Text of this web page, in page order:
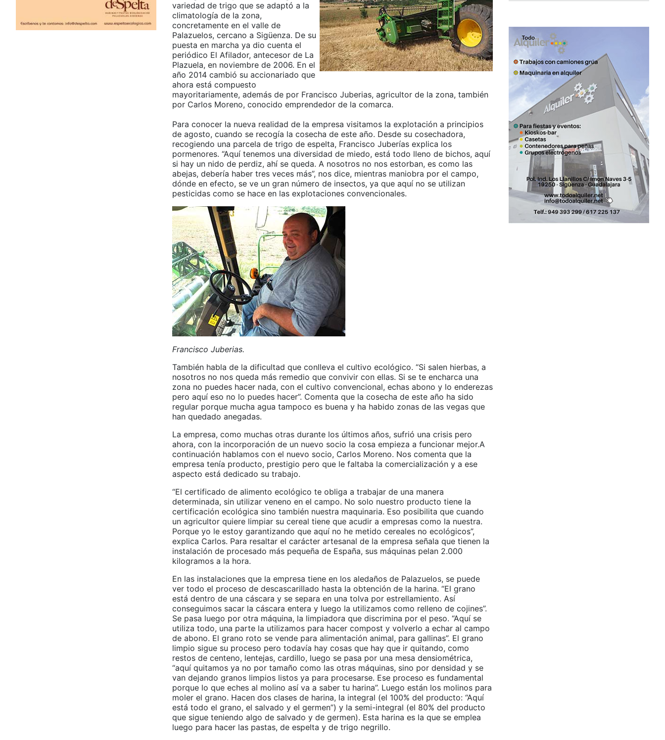
variedad de trigo que se adaptó a la
climatología de la zona,
concretamente en el valle de
Palazuelos, cercano a Sigüenza. De su
puesta en marcha ya dio cuenta el
periódico El Afilador, antecesor de La
Plazuela, en noviembre de 2006. En el
año 2014 cambió su accionariado que
ahora está compuesto
mayoritariamente, además de por Francisco Juberias, agricultor de la zona, también
por Carlos Moreno, conocido emprendedor de la comarca.
Para conocer la nueva realidad de la empresa visitamos la explotación a principios
de agosto, cuando se recogía la cosecha de este año. Desde su cosechadora,
recogiendo una parcela de trigo de espelta, Francisco Juberías explica los
pormenores. “Aquí tenemos una diversidad de miedo, está todo lleno de bichos, aquí
si hay un nido de perdiz, ahí se queda. A nosotros no nos estorban, es como las
abejas, debería haber tres veces más”, nos dice, mientras maniobra por el campo,
dónde en efecto, se ve un gran número de insectos, ya que aquí no se utilizan
pesticidas como se hace en las explotaciones convencionales.
Francisco Juberias.
También habla de la dificultad que conlleva el cultivo ecológico. “Si salen hierbas, a
nosotros no nos queda más remedio que convivir con ellas. Si se te encharca una
zona no puedes hacer nada, con el cultivo convencional, echas abono y lo enderezas
pero aquí eso no lo puedes hacer”. Comenta que la cosecha de este año ha sido
regular porque mucha agua tampoco es buena y ha habido zonas de las vegas que
han quedado anegadas.
La empresa, como muchas otras durante los últimos años, sufrió una crisis pero
ahora, con la incorporación de un nuevo socio la cosa empieza a funcionar mejor.A
continuación hablamos con el nuevo socio, Carlos Moreno. Nos comenta que la
empresa tenía producto, prestigio pero que le faltaba la comercialización y a ese
aspecto está dedicado su trabajo.
“El certificado de alimento ecológico te obliga a trabajar de una manera
determinada, sin utilizar veneno en el campo. No solo nuestro producto tiene la
certificación ecológica sino también nuestra maquinaria. Eso posibilita que cuando
un agricultor quiere limpiar su cereal tiene que acudir a empresas como la nuestra.
Porque yo le estoy garantizando que aquí no he metido cereales no ecológicos”,
explica Carlos. Para resaltar el carácter artesanal de la empresa señala que tienen la
instalación de procesado más pequeña de España, sus máquinas pelan 2.000
kilogramos a la hora.
En las instalaciones que la empresa tiene en los aledaños de Palazuelos, se puede
ver todo el proceso de descascarillado hasta la obtención de la harina. “El grano
está dentro de una cáscara y se separa en una tolva por estrellamiento. Así
conseguimos sacar la cáscara entera y luego la utilizamos como relleno de cojines”.
Se pasa luego por otra máquina, la limpiadora que discrimina por el peso. “Aquí se
utiliza todo, una parte la utilizamos para hacer compost y volverlo a echar al campo
de abono. El grano roto se vende para alimentación animal, para gallinas”. El grano
limpio sigue su proceso pero todavía hay cosas que hay que ir quitando, como
restos de centeno, lentejas, cardillo, luego se pasa por una mesa densiométrica,
“aquí quitamos ya no por tamaño como las otras máquinas, sino por densidad y se
van dejando granos limpios listos ya para procesarse. Ese proceso es fundamental
porque lo que eches al molino así va a saber tu harina”. Luego están los molinos para
moler el grano. Hacen dos clases de harina, la integral (el 100% del producto: “Aquí
está todo el grano, el salvado y el germen”) y la semi-integral (el 80% del producto
que sigue teniendo algo de salvado y de germen). Esta harina es la que se emplea
luego para hacer las pastas, de espelta y de trigo negrillo.